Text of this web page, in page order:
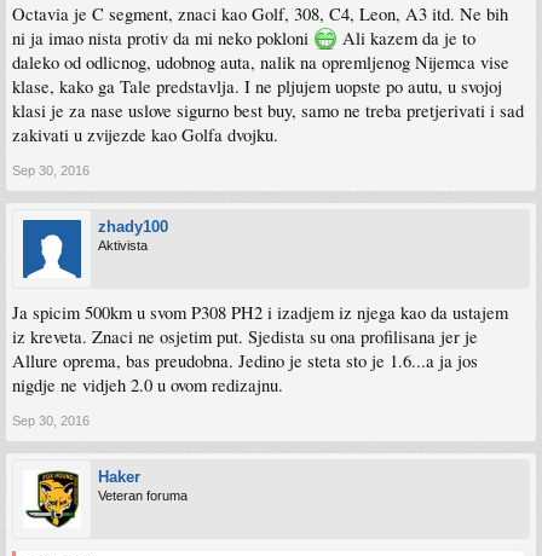
Octavia je C segment, znaci kao Golf, 308, C4, Leon, A3 itd. Ne bih
ni ja imao nista protiv da mi neko pokloni
Ali kazem da je to
daleko od odlicnog, udobnog auta, nalik na opremljenog Nijemca vise
klase, kako ga Tale predstavlja. I ne pljujem uopste po autu, u svojoj
klasi je za nase uslove sigurno best buy, samo ne treba pretjerivati i sad
zakivati u zvijezde kao Golfa dvojku.
Sep 30, 2016
zhady100
Aktivista
Ja spicim 500km u svom P308 PH2 i izadjem iz njega kao da ustajem
iz kreveta. Znaci ne osjetim put. Sjedista su ona profilisana jer je
Allure oprema, bas preudobna. Jedino je steta sto je 1.6...a ja jos
nigdje ne vidjeh 2.0 u ovom redizajnu.
Sep 30, 2016
Haker
Veteran foruma